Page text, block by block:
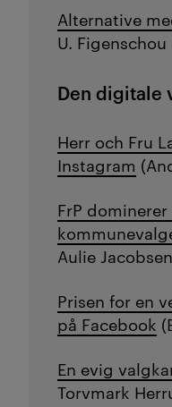
Alternative
U.
Den digitale
Herr och Fru
Instagram
FrP
Aulie
Prisen for en
på Facebook
En evig
Torvmark